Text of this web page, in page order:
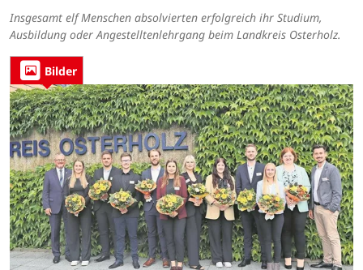
Insgesamt elf Menschen absolvierten erfolgreich ihr Studium,
Ausbildung oder Angestelltenlehrgang beim Landkreis Osterholz.
Bilder